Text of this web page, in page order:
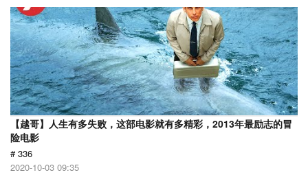
【越哥】人生有多失败，这部电影就有多精彩，2013年最励志的冒
险电影
# 336
2020-10-03 09:35